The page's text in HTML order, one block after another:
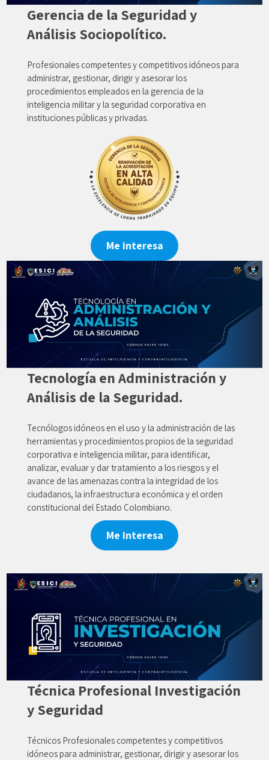
Gerencia de la Seguridad y
Análisis Sociopolítico.
Profesionales competentes y competitivos idóneos para
administrar, gestionar, dirigir y asesorar los
procedimientos empleados en la gerencia de la
inteligencia militar y la seguridad corporativa en
instituciones públicas y privadas.
Me interesa
Tecnología en Administración y
Análisis de la Seguridad.
Tecnólogos idóneos en el uso y la administración de las
herramientas y procedimientos propios de la seguridad
corporativa e inteligencia militar, para identificar,
analizar, evaluar y dar tratamiento a los riesgos y el
avance de las amenazas contra la integridad de los
ciudadanos, la infraestructura económica y el orden
constitucional del Estado Colombiano.
Me interesa
Técnica Profesional Investigación
y Seguridad
Técnicos Profesionales competentes y competitivos
idóneos para administrar, gestionar, dirigir y asesorar los